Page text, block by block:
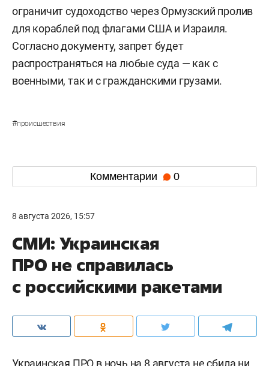
ограничит судоходство через Ормузский пролив
для кораблей под флагами США и Израиля.
Согласно документу, запрет будет
распространяться на любые суда — как с
военными, так и с гражданскими грузами.
#происшествия
Комментарии 0
8 августа 2026, 15:57
СМИ: Украинская
ПРО не справилась
с российскими ракетами
Украинская ПРО в ночь на 8 августа не сбила ни